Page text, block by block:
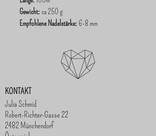
Gewicht: ca 250 g
Empfohlene Nadelstärke: 6-8 mm
KONTAKT
Julia Schmid
Robert-Richter-Gasse 22
2482 Münchendorf